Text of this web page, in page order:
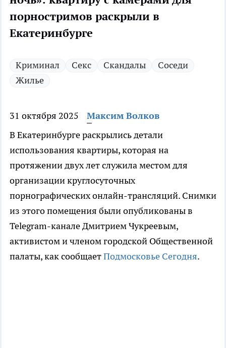
порностримов раскрыли в
Екатеринбурге
Криминал Секс Скандалы
Соседи
Жилье
31 октября 2025
Максим Волков
В Екатеринбурге раскрылись детали
использования квартиры, которая на
протяжении двух лет служила местом для
организации круглосуточных
порнографических онлайн-трансляций. Снимки
из этого помещения были опубликованы в
Telegram-канале Дмитрием Чукреевым,
активистом и членом городской Общественной
палаты, как сообщаетПодмосковье Сегодня.